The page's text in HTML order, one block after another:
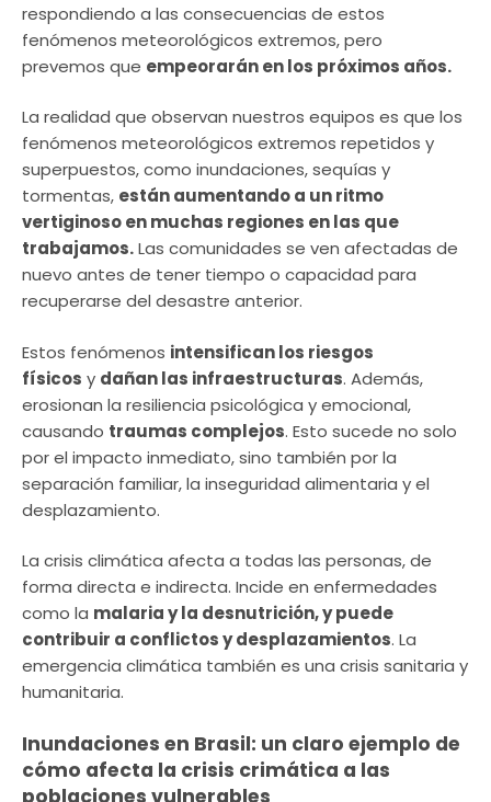
respondiendo a las consecuencias de estos
fenómenos meteorológicos extremos, pero
prevemos que empeorarán en los próximos años.
La realidad que observan nuestros equipos es que los
fenómenos meteorológicos extremos repetidos y
superpuestos, como inundaciones, sequías y
tormentas, están aumentando a un ritmo
vertiginoso en muchas regiones en las que
trabajamos.Las comunidades se ven afectadas de
nuevo antes de tener tiempo o capacidad para
recuperarse del desastre anterior.
Estos fenómenos intensifican los riesgos
físicos y dañan las infraestructuras. Además,
erosionan la resiliencia psicológica y emocional,
causando traumas complejos. Esto sucede no solo
por el impacto inmediato, sino también por la
separación familiar, la inseguridad alimentaria y el
desplazamiento.
La crisis climática afecta a todas las personas, de
forma directa e indirecta. Incide en enfermedades
como la malaria y la desnutrición, y puede
contribuir a conflictos y desplazamientos. La
emergencia climática también es una crisis sanitaria y
humanitaria.
Inundaciones en Brasil: un claro ejemplo de
cómo afecta la crisis crimática a las
poblaciones vulnerables